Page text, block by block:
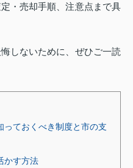
・売却手順、注意点まで具
しないために、ぜひご一読
っておくべき制度と市の支
かす方法